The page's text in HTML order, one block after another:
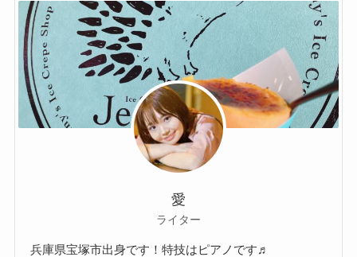
愛
ライター
兵庫県宝塚市出身です！特技はピアノです♬